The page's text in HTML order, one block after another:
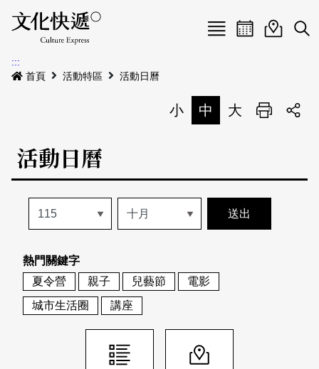
Menu
最新公告
本期專題
歷史專題
活動特區
活動列表
地圖搜尋
關於我們
關於我們
刊物索取地點
會員基本資料
刊登活動
網站導覽 English
日本語 登入/註冊
活動日曆活動地圖
展
:::
首頁
活動特區 活動日曆
小 中 大 列印
活動日曆
熱門關鍵字
夏令營
親子 兒藝節
電影
城市生活圈
講座